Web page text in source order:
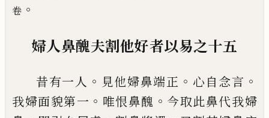
卷 。
婦人鼻醜夫割他好者以易之十五
昔有一人 。 見他婦鼻端正 。 心自念言 。
我婦面貌第一 。 唯恨鼻醜 。 今取此鼻代我婦